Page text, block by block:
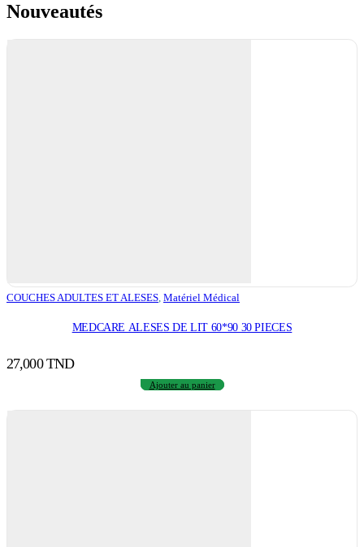
Nouveautés
COUCHES ADULTES ET ALESES, Matériel Médical
MEDCARE ALESES DE LIT 60*90 30 PIECES
27,000TND
Ajouter au panier